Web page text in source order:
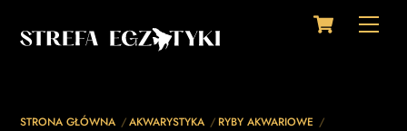
Cart
STRONA GŁÓWNA AKWARYSTYKA RYBY AKWARIOWE